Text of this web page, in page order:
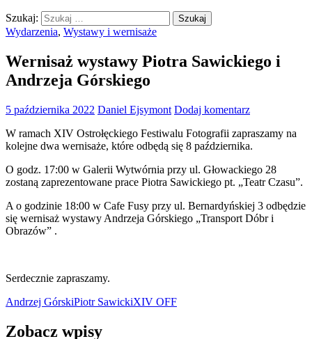
Szukaj:
Wydarzenia, Wystawy i wernisaże
Wernisaż wystawy Piotra Sawickiego i
Andrzeja Górskiego
5 października 2022 Daniel Ejsymont Dodaj komentarz
W ramach XIV Ostrołęckiego Festiwalu Fotografii zapraszamy na
kolejne dwa wernisaże, które odbędą się 8 października.
O godz. 17:00 w Galerii Wytwórnia przy ul. Głowackiego 28
zostaną zaprezentowane prace Piotra Sawickiego pt. „Teatr Czasu”.
A o godzinie 18:00 w Cafe Fusy przy ul. Bernardyńskiej 3 odbędzie
się wernisaż wystawy Andrzeja Górskiego „Transport Dóbr i
Obrazów” .
Serdecznie zapraszamy.
Andrzej GórskiPiotr SawickiXIV OFF
Zobacz wpisy